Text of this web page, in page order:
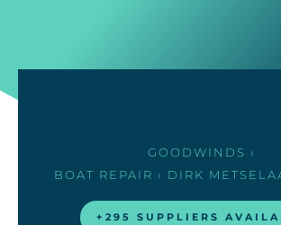
GOODWINDS ›
BOAT REPAIR › DIRK
+295 SUPPLIERS